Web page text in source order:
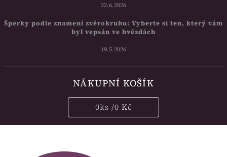
22.6.2026
Šperky podle znamení zvěrokruhu: Vyberte si ten, který vám
byl vepsán ve hvězdách
19.5.2026
NÁKUPNÍ KOŠÍK
0ks /0 Kč